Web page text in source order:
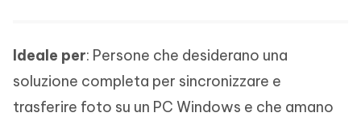
Ideale per: Persone che desiderano una
soluzione completa per sincronizzare e
trasferire foto su un PC Windows e che amano